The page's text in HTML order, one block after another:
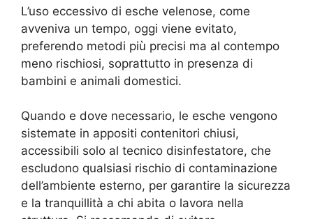
L’uso eccessivo di esche velenose, come
avveniva un tempo, oggi viene evitato,
preferendo metodi più precisi ma al contempo
meno rischiosi, soprattutto in presenza di
bambini e animali domestici.
Quando e dove necessario, le esche vengono
sistemate in appositi contenitori chiusi,
accessibili solo al tecnico disinfestatore, che
escludono qualsiasi rischio di contaminazione
dell’ambiente esterno, per garantire la sicurezza
e la tranquillità a chi abita o lavora nella